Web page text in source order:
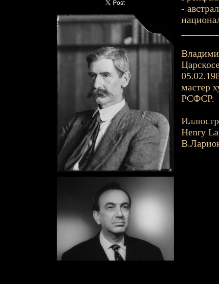
-
мастер
РСФСР.
Henry